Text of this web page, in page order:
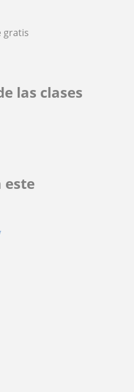
gratis
las clases
este